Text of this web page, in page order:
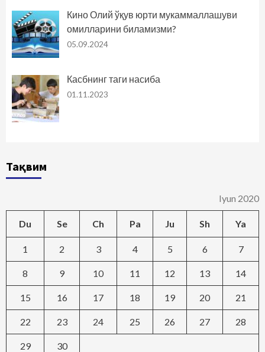
Кино Олий ўқув юрти мукаммаллашуви
омилларини биламизми?
05.09.2024
Касбнинг таги насиба
01.11.2023
Тақвим
Iyun 2020
Du Se Ch Pa Ju Sh Ya
1 2 3 4 5 6 7
8 9 10 11 12 13 14
15 16 17 18 19 20 21
22 23 24 25 26 27 28
29 30